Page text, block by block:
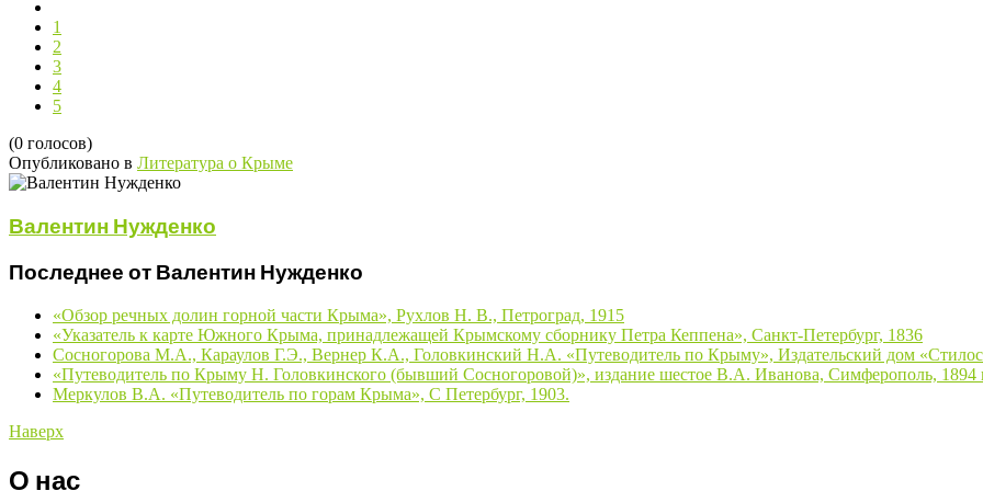
1
2
3
4
5
(0 голосов)
Опубликовано в Литература о Крыме
Валентин Нужденко
Последнее от Валентин Нужденко
«Обзор речных долин горной части Крыма», Рухлов Н. В., Петроград, 1915
«Указатель к карте Южного Крыма, принадлежащей Крымскому сборнику Петра Кеппена», Санкт-Петербург, 1836
Сосногорова М.А., Караулов Г.Э., Вернер К.А., Головкинский Н.А. «Путеводитель по Крыму», Издательский дом
«Путеводитель по Крыму Н. Головкинского (бывший Сосногоровой)», издание шестое В.А. Иванова, Симферополь, 1894
Меркулов В.А. «Путеводитель по горам Крыма», С Петербург, 1903.
Наверх
О нас